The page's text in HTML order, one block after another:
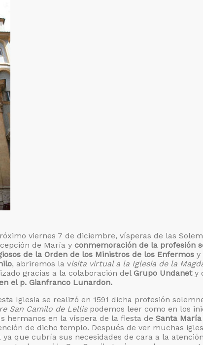
viernes 7 de diciembre, vísperas de las
de María y conmemoración de la profesión
de la Orden de los Ministros de los Enfermosy
, abriremos la visita virtual a la Iglesia de la
gracias a la colaboración del Grupo Undanety
el p. Gianfranco Lunardon.
Iglesia se realizó en 1591 dicha profesión
San Camilo de Lellispodemos leer como en los
hermanos en la víspera de la fiesta de Santa
de dicho templo. Después de ver muchas
ya que cubría sus necesidades de cara a la